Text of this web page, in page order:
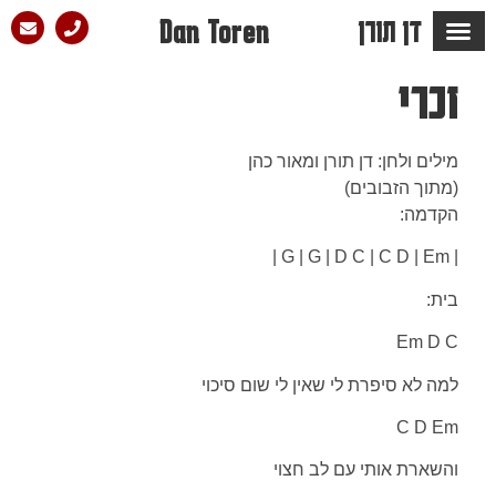
דן תורן Dan Toren
זכרי
מילים ולחן: דן תורן ומאור כהן
(מתוך הזבובים)
הקדמה:
בית:
Em D C
למה לא סיפרת לי שאין לי שום סיכוי
C D Em
והשארת אותי עם לב חצוי